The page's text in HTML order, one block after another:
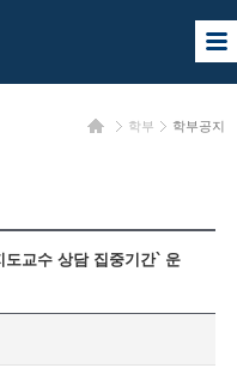
사
이
열
홈 학부 학부공지
교수 상담 집중기간` 운